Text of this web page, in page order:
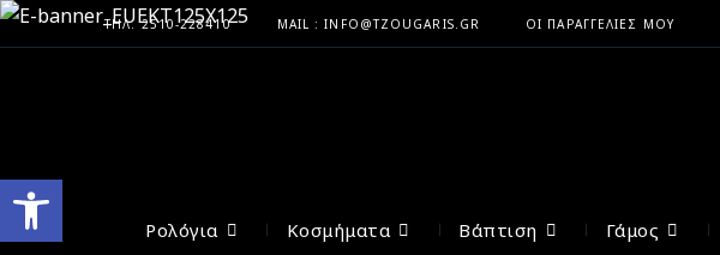
Ανοίξτε τη γραμμή εργαλείων
ΤΗΛ. 2510-228410 MAIL : INFO@TZOUGARIS.GR ΟΙ ΠΑΡΑΓΓΕΛΊΕΣ ΜΟΥ
Ρολόγια Κοσμήματα Βάπτιση Γάμος